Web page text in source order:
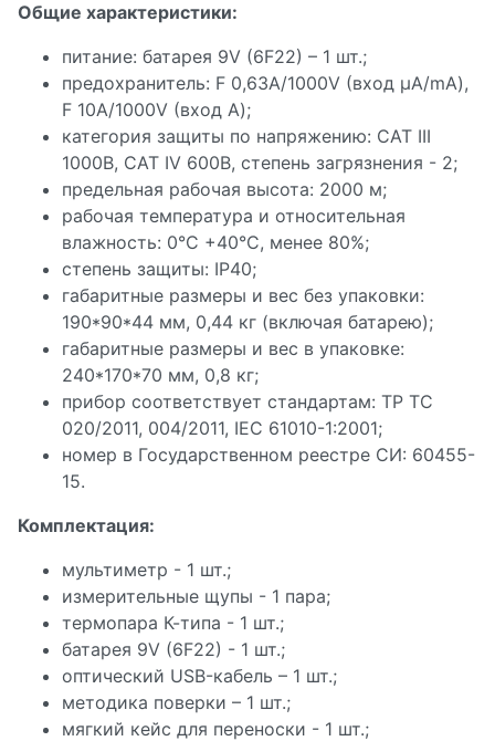
Общие характеристики:
питание: батарея 9V (6F22) – 1 шт.;
предохранитель: F 0,63А/1000V (вход µА/mА),
F 10А/1000V (вход А);
категория защиты по напряжению: САТ III
1000В, САТ IV 600В, степень загрязнения - 2;
предельная рабочая высота: 2000 м;
рабочая температура и относительная
влажность: 0°C +40°C, менее 80%;
степень защиты: IP40;
габаритные размеры и вес без упаковки:
190*90*44 мм, 0,44 кг (включая батарею);
габаритные размеры и вес в упаковке:
240*170*70 мм, 0,8 кг;
прибор соответствует стандартам: ТР ТС
020/2011, 004/2011, IEC 61010-1:2001;
номер в Государственном реестре СИ: 60455-
15.
Комплектация:
мультиметр - 1 шт.;
измерительные щупы - 1 пара;
термопара К-типа - 1 шт.;
батарея 9V (6F22) - 1 шт.;
оптический USB-кабель – 1 шт.;
методика поверки – 1 шт.;
мягкий кейс для переноски - 1 шт.;